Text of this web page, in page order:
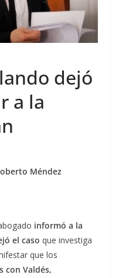
dejó
a la
Méndez
informó a la
el caso que investiga
que los
con Valdés,